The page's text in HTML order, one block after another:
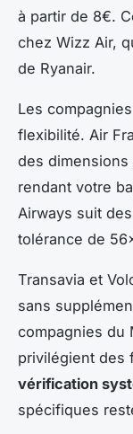
à partir de 8€.
chez Wizz Air,
de Ryanair.
Les
flexibilité. Air
des
rendant votre
Airways suit
tolérance de
Transavia et
sans
compagnies du
privilégient des
vérification
spécifiques